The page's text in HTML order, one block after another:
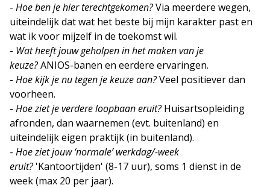
- Hoe ben je hier terechtgekomen?Via meerdere wegen,
uiteindelijk dat wat het beste bij mijn karakter past en
wat ik voor mijzelf in de toekomst wil.
- Wat heeft jouw geholpen in het maken van je
keuze?ANIOS-banen en eerdere ervaringen.
- Hoe kijk je nu tegen je keuze aan?Veel positiever dan
voorheen.
- Hoe ziet je verdere loopbaan eruit?Huisartsopleiding
afronden, dan waarnemen (evt. buitenland) en
uiteindelijk eigen praktijk (in buitenland).
- Hoe ziet jouw ‘normale’ werkdag/-week
eruit?'Kantoortijden' (8-17 uur), soms 1 dienst in de
week (max 20 per jaar).